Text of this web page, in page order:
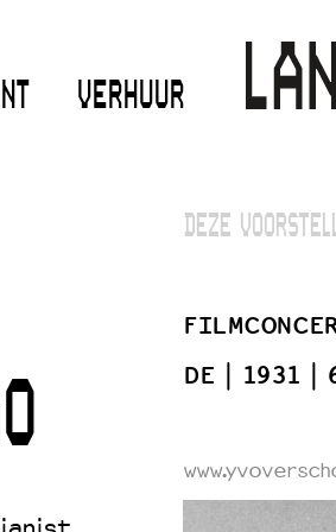
VERHUUR
DEZE
DE
1931